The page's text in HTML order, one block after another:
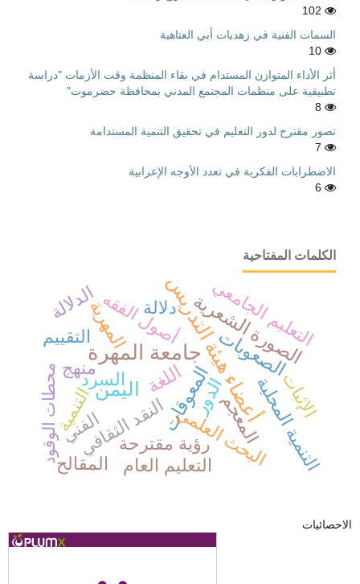
السمات الفنية في زهديات أبي العتاهية
أثر الأداء المتوازن المستدام في بقاء المنظمة وقت الأزمات "دراسة
تطبيقية على منظمات المجتمع المدني بمحافظة حضرموت"
تصور مقترح لدور التعليم في تحقيق التنمية المستدامة
الاضطرابات الفكرية في تعدد الأوجه الإعرابية
الكلمات المفتاحية
جامعة المهرة
اليمن أعضاء هيئة التدريس
اللغة الصعوبات
المعوقات
الصورة الشعرية
المعجم النقد الثقافي
أصول الفقه
السرد
التنمية
المهرية
رؤية مقترحة
التعليم العامالبحث العلمي
التقييم التعليم الجامعي
التنمية المحلية الدور
الدلالة
الإثبات
منهج
المقالح
دلالة
الفنيمحطات الوقود
الاحصائيات